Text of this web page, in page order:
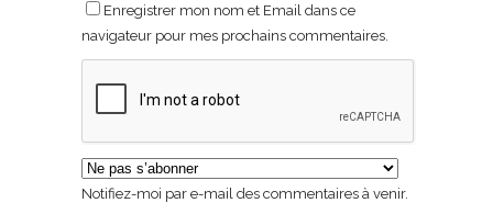
Enregistrer mon nom et Email dans ce
navigateur pour mes prochains commentaires.
Notifiez-moi par e-mail des commentaires à venir.